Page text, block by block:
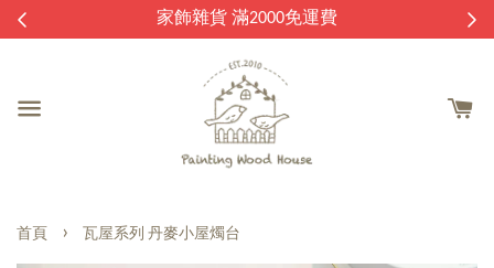
家飾雜貨 滿2000免運費
首頁 › 瓦屋系列 丹麥小屋燭台